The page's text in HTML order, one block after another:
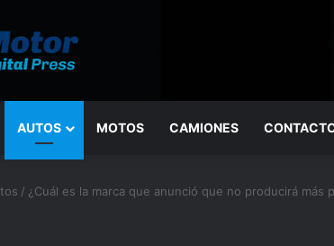
AUTOS MOTOS CAMIONES
/ ¿Cuál es la marca que anunció que no producirá más